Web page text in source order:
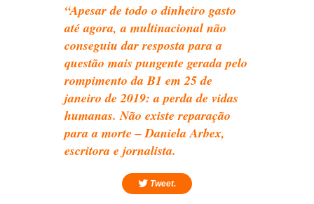
“Apesar de todo o dinheiro gasto
até agora, a multinacional não
conseguiu dar resposta para a
questão mais pungente gerada pelo
rompimento da B1 em 25 de
janeiro de 2019: a perda de vidas
humanas. Não existe reparação
para a morte – Daniela Arbex,
escritora e jornalista.
Tweet.